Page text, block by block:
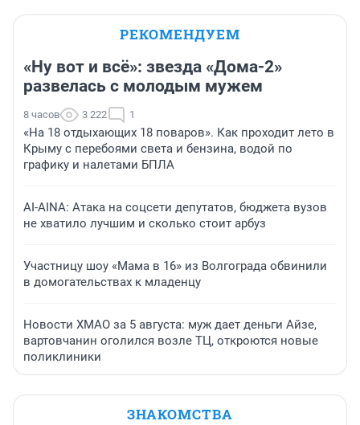
РЕКОМЕНДУЕМ
«Ну вот и всё»: звезда «Дома-2»
развелась с молодым мужем
8 часов 3 222 1
«На 18 отдыхающих 18 поваров». Как проходит лето в
Крыму с перебоями света и бензина, водой по
графику и налетами БПЛА
AI-AINA: Атака на соцсети депутатов, бюджета вузов
не хватило лучшим и сколько стоит арбуз
Участницу шоу «Мама в 16» из Волгограда обвинили
в домогательствах к младенцу
Новости ХМАО за 5 августа: муж дает деньги Айзе,
вартовчанин оголился возле ТЦ, откроются новые
поликлиники
ЗНАКОМСТВА